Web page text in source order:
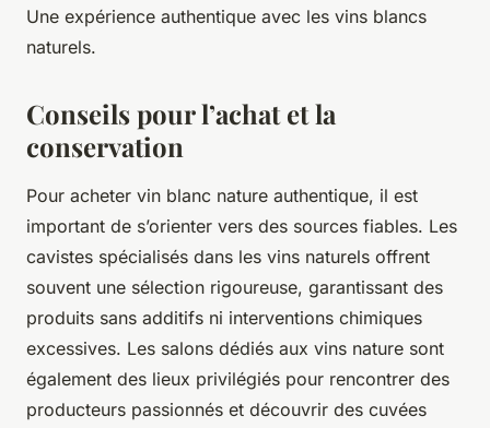
Une expérience authentique avec les vins blancs
naturels.
Conseils pour l’achat et la
conservation
Pour acheter vin blanc nature authentique, il est
important de s’orienter vers des sources fiables. Les
cavistes spécialisés dans les vins naturels offrent
souvent une sélection rigoureuse, garantissant des
produits sans additifs ni interventions chimiques
excessives. Les salons dédiés aux vins nature sont
également des lieux privilégiés pour rencontrer des
producteurs passionnés et découvrir des cuvées